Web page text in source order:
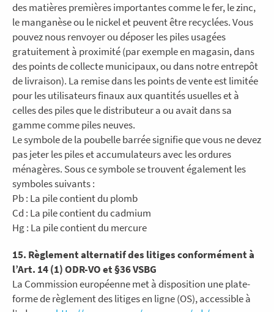
des matières premières importantes comme le fer, le zinc,
le manganèse ou le nickel et peuvent être recyclées. Vous
pouvez nous renvoyer ou déposer les piles usagées
gratuitement à proximité (par exemple en magasin, dans
des points de collecte municipaux, ou dans notre entrepôt
de livraison). La remise dans les points de vente est limitée
pour les utilisateurs finaux aux quantités usuelles et à
celles des piles que le distributeur a ou avait dans sa
gamme comme piles neuves.
Le symbole de la poubelle barrée signifie que vous ne devez
pas jeter les piles et accumulateurs avec les ordures
ménagères. Sous ce symbole se trouvent également les
symboles suivants :
Pb : La pile contient du plomb
Cd : La pile contient du cadmium
Hg : La pile contient du mercure
15. Règlement alternatif des litiges conformément à
l’Art. 14 (1) ODR-VO et §36 VSBG
La Commission européenne met à disposition une plate-
forme de règlement des litiges en ligne (OS), accessible à